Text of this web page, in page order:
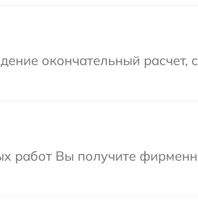
окончательный расчет,
работ Вы получите